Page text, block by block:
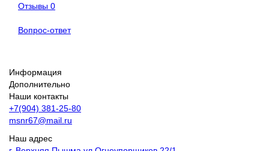
Отзывы 0
Вопрос-ответ
Информация
Дополнительно
Наши контакты
+7(904) 381-25-80
msnr67@mail.ru
Наш адрес